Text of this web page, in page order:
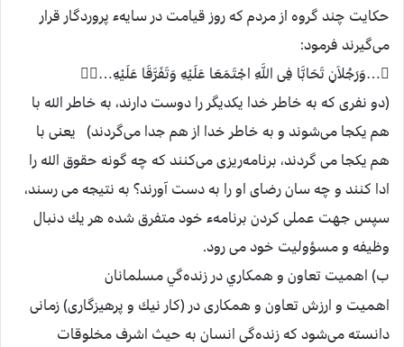
حكايت چند گروه از مردم كه روز قيامت در سايهء پروردگار قرار
می‌گيرند فرمود:
…وَرَجُلاَنِ تَحَابَّا فِى اللَّهِ اجْتَمَعَا عَلَيْهِ وَتَفَرَّقَا عَلَيْهِ…
(دو نفری كه به خاطر خدا يكديگر را دوست دارند، به خاطر الله با
هم يكجا می‌شوند و به خاطر خدا از هم جدا می‌گردند) يعنی با
هم يكجا می گردند، برنامه‌ريزی می‌كنند كه چه گونه حقوق الله را
ادا كنند و چه سان رضای او را به دست آورند؟ به نتيجه می رسند،
سپس جهت عملی كردن برنامهء خود متفرق شده هر يك دنبال
وظيفه و مسؤوليت خود می رود.
ب) اهميت تعاون و همكاري در زنده‌گي مسلمانان
اهميت و ارزش تعاون و همكاری در (كار نيك و پرهيزگاری) زمانی
دانسته می‌شود كه زنده‌گی انسان به حيث اشرف مخلوقات